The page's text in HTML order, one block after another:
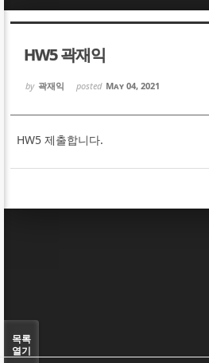
HW5 곽재익
by 곽재익 posted May 04, 2021
HW5 제출합니다.
목록
열기
Sketchbook5, 스케
Sketchbook5, 스
Sketchbook5, 스케
Sketchbook5, 스